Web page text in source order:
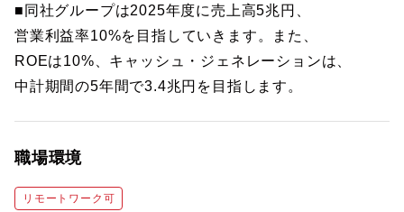
■同社グループは2025年度に売上高5兆円、
営業利益率10%を目指していきます。また、
ROEは10%、キャッシュ・ジェネレーションは、
中計期間の5年間で3.4兆円を目指します。
職場環境
リモートワーク可